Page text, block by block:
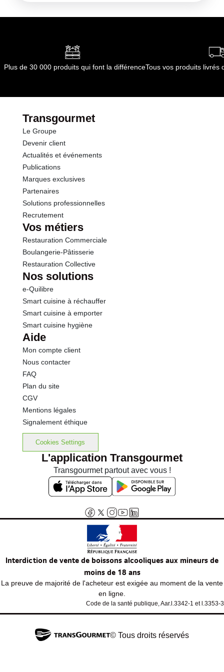
Glucides
Protéines
Sel
À consommer dans les 48 heures
Opérations
Plus de 30 000 produits qui font la différenceTous vos produits livrés
Transgourmet
Le Groupe
Devenir client
Actualités et événements
Publications
Marques exclusives
Partenaires
Solutions professionnelles
Recrutement
Vos métiers
Restauration Commerciale
Boulangerie-Pâtisserie
Restauration Collective
Nos solutions
e-Quilibre
Smart cuisine à réchauffer
Smart cuisine à emporter
Smart cuisine hygiène
Aide
Mon compte client
Nous contacter
FAQ
Plan du site
CGV
Mentions légales
Signalement éthique
Cookies Settings
L'application Transgourmet
Transgourmet partout avec vous !
Interdiction de vente de boissons alcooliques aux mineurs de
moins de 18 ans
La preuve de majorité de l'acheteur est exigée au moment de la vente
en ligne.
Code de la santé publique, Aar.l.3342-1 et l.3353-3
© Tous droits réservés